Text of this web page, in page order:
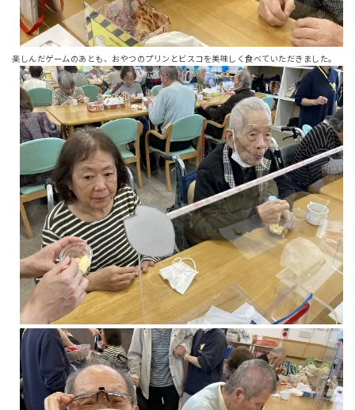
楽しんだゲームのあとも、おやつのプリンとビスコを美味しく食べていただきました。